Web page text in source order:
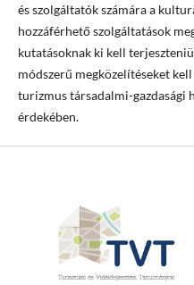
és szolgáltatók számára a
hozzáférhető szolgáltatások
kutatásoknak ki kell
módszerű megközelítéseket
turizmus társadalmi-gazdasági
érdekében.